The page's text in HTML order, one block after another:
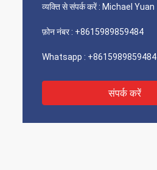
व्यक्ति से संपर्क करें : Michael Yuan
फ़ोन नंबर : +8615989859484
Whatsapp : +8615989859484
संपर्क करें